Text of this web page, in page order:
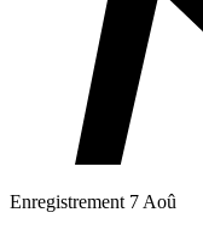
Enregistrement 7 Aoû